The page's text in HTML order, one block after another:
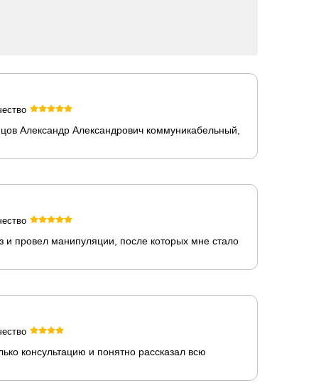
Александр Александрович коммуникабельный,
провел манипуляции, после которых мне стало
консультацию и понятно рассказал всю